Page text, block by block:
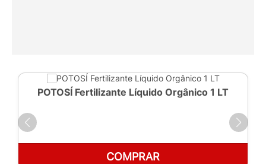
POTOSÍ Fertilizante Líquido Orgânico 1 LT
COMPRAR